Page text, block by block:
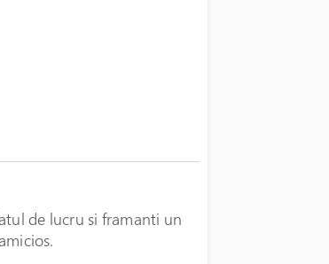
de lucru si framanti un